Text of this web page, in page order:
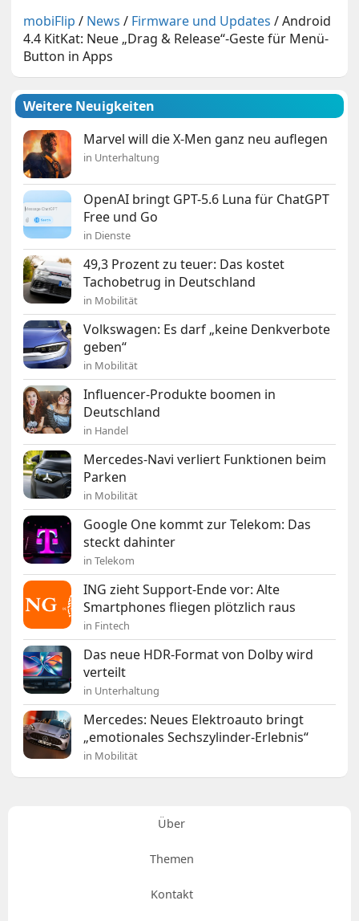
mobiFlip / News / Firmware und Updates /Android
4.4 KitKat: Neue „Drag & Release“-Geste für Menü-
Button in Apps
Weitere Neuigkeiten
Marvel will die X-Men ganz neu auflegen
in Unterhaltung
OpenAI bringt GPT-5.6 Luna für ChatGPT
Free und Go
in Dienste
49,3 Prozent zu teuer: Das kostet
Tachobetrug in Deutschland
in Mobilität
Volkswagen: Es darf „keine Denkverbote
geben“
in Mobilität
Influencer-Produkte boomen in
Deutschland
in Handel
Mercedes-Navi verliert Funktionen beim
Parken
in Mobilität
Google One kommt zur Telekom: Das
steckt dahinter
in Telekom
ING zieht Support-Ende vor: Alte
Smartphones fliegen plötzlich raus
in Fintech
Das neue HDR-Format von Dolby wird
verteilt
in Unterhaltung
Mercedes: Neues Elektroauto bringt
„emotionales Sechszylinder-Erlebnis“
in Mobilität
Über
Themen
Kontakt